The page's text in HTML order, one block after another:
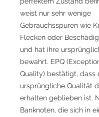
weist nur sehr wenige
Gebrauchsspuren wie
Flecken oder
und hat ihre
bewahrt. EPQ
Quality) bestätigt, dass
ursprüngliche Qualität
erhalten geblieben ist.
Banknoten, die sich in